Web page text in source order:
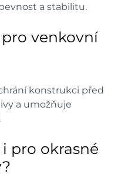
a stabilitu.
venkovní
konstrukci před
a umožňuje
pro okrasné